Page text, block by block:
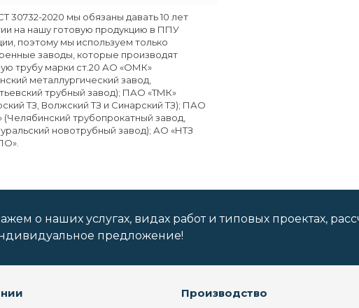
30732-2020 мы обязаны давать 10 лет
на нашу готовую продукцию в ППУ
поэтому мы используем только
заводы, которые производят
трубу марки ст.20 АО «ОМК»
металлургический завод,
трубный завод); ПАО «ТМК»
ТЗ, Волжский ТЗ и Синарский ТЗ); ПАО
(Челябинский трубопрокатный завод,
новотрубный завод); АО «НТЗ
о наших услугах, видах работ и типовых проектах,
предложение!
Производство